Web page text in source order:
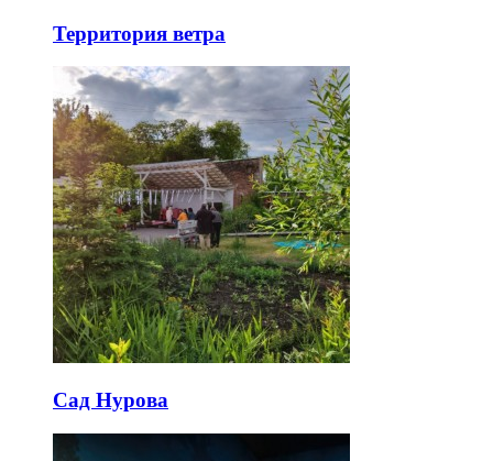
Территория ветра
Сад Нурова